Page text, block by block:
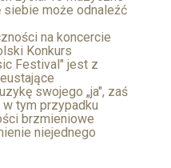
może odnaleźć
na koncercie
Konkurs
Festival" jest z
swojego „ja", zaś
tym przypadku
brzmieniowe
niejednego